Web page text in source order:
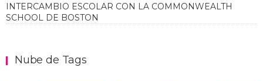
INTERCAMBIO ESCOLAR CON LA COMMONWEALTH
SCHOOL DE BOSTON
Nube de Tags